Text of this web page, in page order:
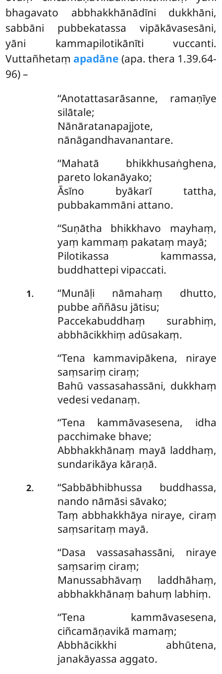
bhagavato abbhakkhānādīni dukkhāni,
sabbāni pubbekatassa vipākāvasesāni,
yāni kammapilotikānīti vuccanti.
Vuttañhetaṃ apadāne (apa. thera 1.39.64-
96) –
‘‘Anotattasarāsanne, ramaṇīye
silātale;
Nānāratanapajjote,
nānāgandhavanantare.
‘‘Mahatā bhikkhusaṅghena,
pareto lokanāyako;
Āsīno byākarī tattha,
pubbakammāni attano.
‘‘Suṇātha bhikkhavo mayhaṃ,
yaṃ kammaṃ pakataṃ mayā;
Pilotikassa kammassa,
buddhattepi vipaccati.
1.
‘‘Munāḷi nāmahaṃ dhutto,
pubbe aññāsu jātisu;
Paccekabuddhaṃ surabhiṃ,
abbhācikkhiṃ adūsakaṃ.
‘‘Tena kammavipākena, niraye
saṃsariṃ ciraṃ;
Bahū vassasahassāni, dukkhaṃ
vedesi vedanaṃ.
‘‘Tena kammāvasesena, idha
pacchimake bhave;
Abbhakkhānaṃ mayā laddhaṃ,
sundarikāya kāraṇā.
2.
‘‘Sabbābhibhussa buddhassa,
nando nāmāsi sāvako;
Taṃ abbhakkhāya niraye, ciraṃ
saṃsaritaṃ mayā.
‘‘Dasa vassasahassāni, niraye
saṃsariṃ ciraṃ;
Manussabhāvaṃ laddhāhaṃ,
abbhakkhānaṃ bahuṃ labhiṃ.
‘‘Tena kammāvasesena,
ciñcamāṇavikā mamaṃ;
Abbhācikkhi abhūtena,
janakāyassa aggato.